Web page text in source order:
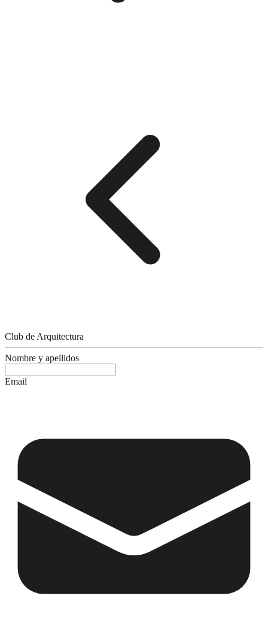
Club de Arquitectura
Nombre y apellidos
Email